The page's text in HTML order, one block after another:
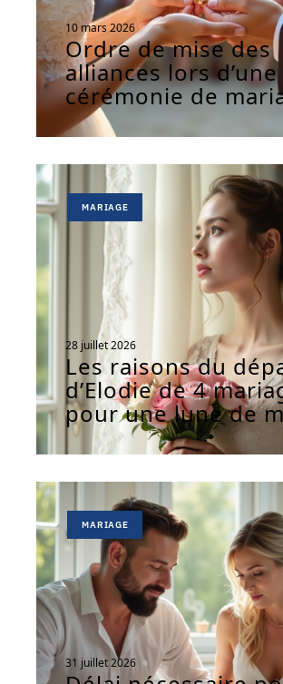
10 mars 2026
Ordre de mise des
alliances lors d’une
cérémonie de
MARIAGE
28 juillet 2026
Les raisons du
d’Elodie de 4
pour une lune de
MARIAGE
31 juillet 2026